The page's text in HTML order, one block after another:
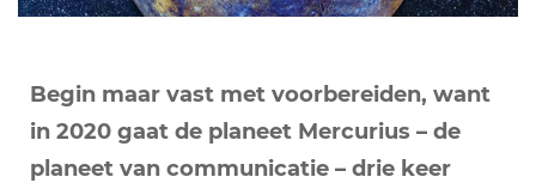
Begin maar vast met voorbereiden, want
in 2020 gaat de planeet Mercurius – de
planeet van communicatie – drie keer